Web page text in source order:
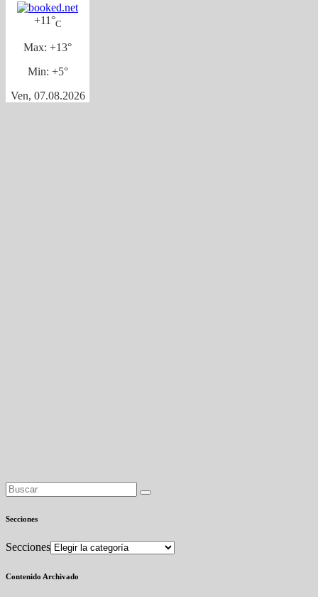
+11°C
Max: +13°
Min: +5°
Ven, 07.08.2026
Secciones
Secciones
Contenido Archivado